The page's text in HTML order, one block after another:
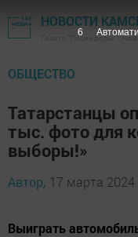
НОВОСТИ
Газета "Посинформ" -
ОБЩЕСТВО
Татарстанцы
тыс. фото для
выборы!»
Автор, 17 марта 2024
Выиграть
5